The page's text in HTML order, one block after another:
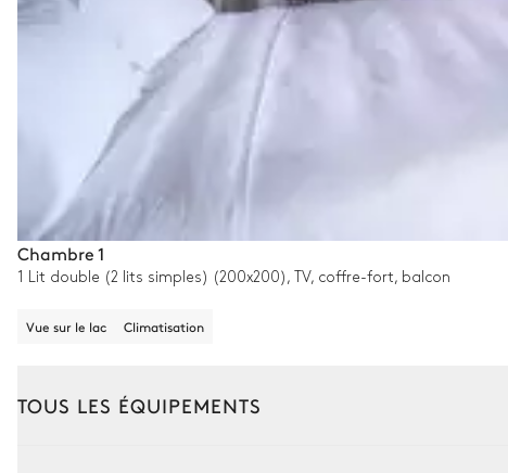
Chambre 1
1 Lit double (2 lits simples) (200x200), TV, coffre-fort, balcon
Vue sur le lac Climatisation
TOUS LES ÉQUIPEMENTS